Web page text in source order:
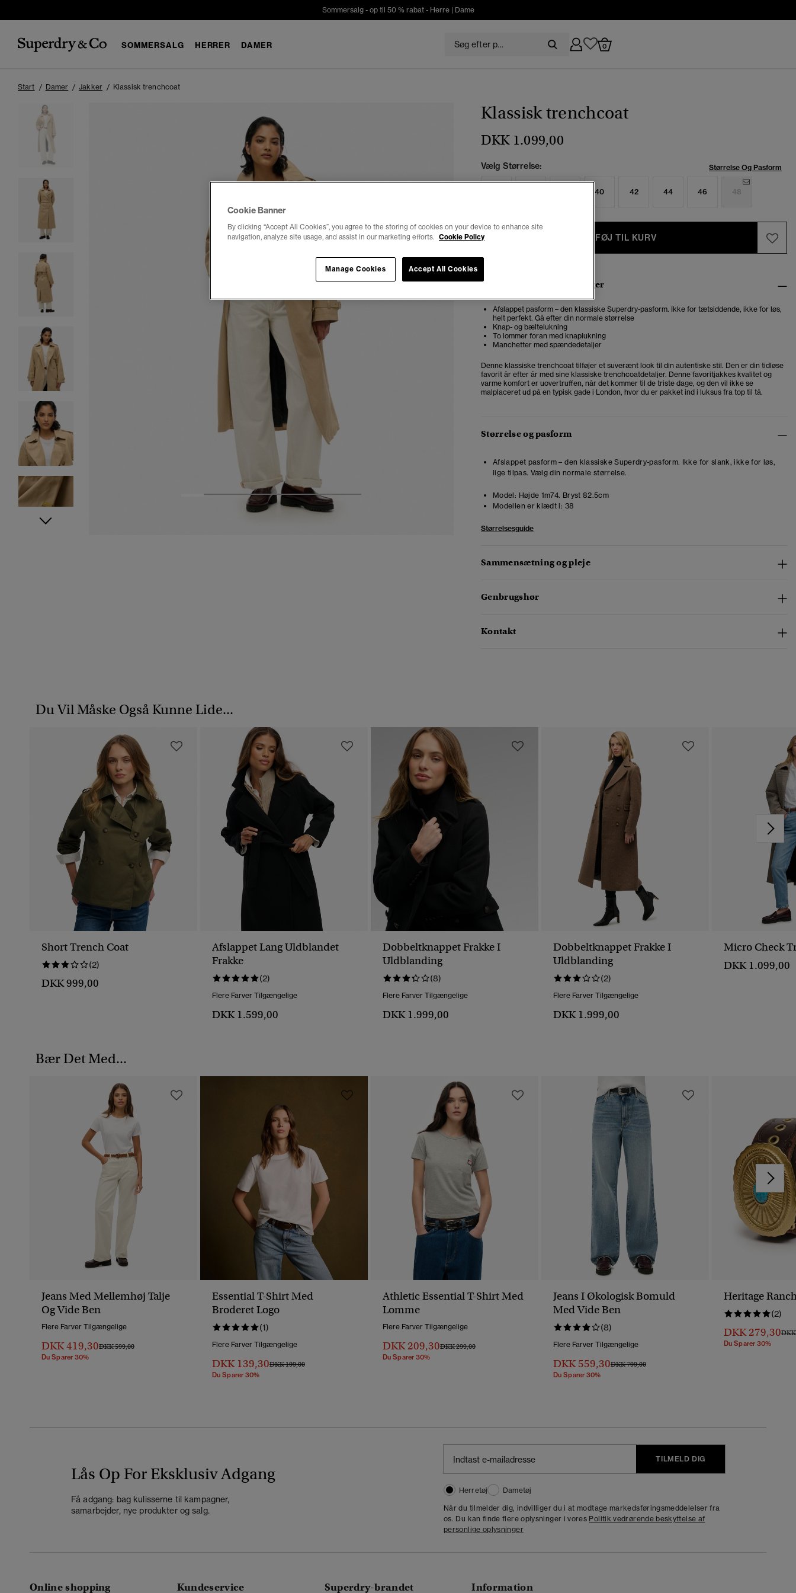
Sommersalg - op til 50 % rabat - Herre| Dame
SOMMERSALG HERRER DAMER 0
Start Damer Jakker Klassisk trenchcoat
4 5 7
Klassisk trenchcoat
DKK 1.099,00
Vælg Størrelse: Størrelse Og Pasform
40 42 44 46 48
TILFØJ TIL KURV
Redaktørens bemærkninger
Afslappet pasform – den klassiske Superdry-pasform. Ikke for tætsiddende, ikke for løs,
helt perfekt. Gå efter din normale størrelse
Knap- og bæltelukning
To lommer foran med knaplukning
Manchetter med spændedetaljer
Denne klassiske trenchcoat tilføjer et suverænt look til din autentiske stil. Den er din tidløse
favorit år efter år med sine klassiske trenchcoatdetaljer. Denne favoritjakkes kvalitet og
varme komfort er uovertruffen, når det kommer til de triste dage, og den vil ikke se
malplaceret ud på en typisk gade i London, hvor du er pakket ind i luksus fra top til tå.
Størrelse og pasform
Afslappet pasform – den klassiske Superdry-pasform. Ikke for slank, ikke for løs,
lige tilpas. Vælg din normale størrelse.
Model: Højde 1m74. Bryst 82.5cm
Modellen er klædt i: 38
Størrelsesguide
Sammensætning og pleje
Genbrugshør
Kontakt
Du Vil Måske Også Kunne Lide...
Short Trench Coat
(2)
DKK 999,00
Afslappet Lang Uldblandet
Frakke
(2)
Flere Farver Tilgængelige
DKK 1.599,00
Dobbeltknappet Frakke I
Uldblanding
(8)
Flere Farver Tilgængelige
DKK 1.999,00
Dobbeltknappet Frakke I
Uldblanding
(2)
Flere Farver Tilgængelige
DKK 1.999,00
Micro Check
DKK 1.099,00
Bær Det Med...
Jeans Med Mellemhøj Talje
Og Vide Ben
Flere Farver Tilgængelige
DKK 419,30Pris Nedsat Fra
DKK 599,00Til
Du Sparer 30%
Essential T-Shirt Med
Broderet Logo
(1)
Flere Farver Tilgængelige
DKK 139,30Pris Nedsat Fra
DKK 199,00Til
Du Sparer 30%
Athletic Essential T-Shirt Med
Lomme
Flere Farver Tilgængelige
DKK 209,30Pris Nedsat Fra
DKK 299,00Til
Du Sparer 30%
Jeans I Økologisk Bomuld
Med Vide Ben
(8)
Flere Farver Tilgængelige
DKK 559,30Pris Nedsat Fra
DKK 799,00Til
Du Sparer 30%
Heritage
(2)
DKK 279,30Pris
Du Sparer 30%
Lås Op For Eksklusiv Adgang
Få adgang: bag kulisserne til kampagner,
samarbejder, nye produkter og salg.
TILMELD DIG
Herretøj
Dametøj
Når du tilmelder dig, indvilliger du i at modtage markedsføringsmeddelelser fra
os. Du kan finde flere oplysninger i vores Politik vedrørende beskyttelse af
personlige oplysninger
Online shopping Kundeservice Superdry-brandet Information
Cookie Banner
By clicking “Accept All Cookies”, you agree to the storing of cookies on your device to enhance site
navigation, analyze site usage, and assist in our marketing efforts. Cookie Policy
Accept All Cookies
Manage Cookies